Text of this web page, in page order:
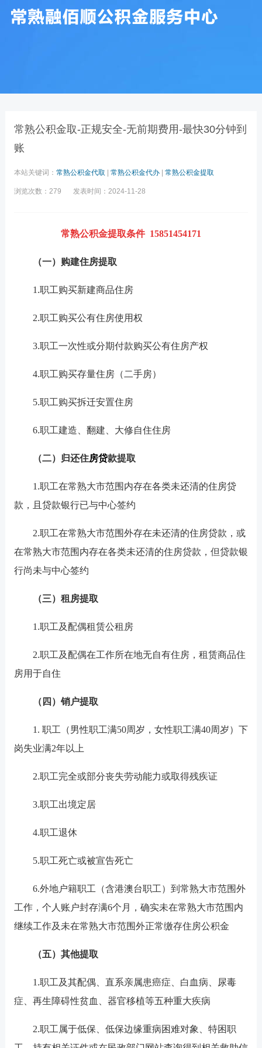
常熟公积金取-正规安全-无前期费用-最快30分钟到
账
本站关键词： 常熟公积金代取 常熟公积金代办| 常熟公积金提取
浏览次数：279 发表时间：2024-11-28
常熟公积金提取条件 15851454171
（一）购建住房提取
1.职工购买新建商品住房
2.职工购买公有住房使用权
3.职工一次性或分期付款购买公有住房产权
4.职工购买存量住房（二手房）
5.职工购买拆迁安置住房
6.职工建造、翻建、大修自住住房
（二）归还住房贷款提取
1.职工在常熟大市范围内存在各类未还清的住房贷
款，且贷款银行已与中心签约
2.职工在常熟大市范围外存在未还清的住房贷款，或
在常熟大市范围内存在各类未还清的住房贷款，但贷款银
行尚未与中心签约
（三）租房提取
1.职工及配偶租赁公租房
2.职工及配偶在工作所在地无自有住房，租赁商品住
房用于自住
（四）销户提取
1. 职工（男性职工满50周岁，女性职工满40周岁）下
岗失业满2年以上
2.职工完全或部分丧失劳动能力或取得残疾证
3.职工出境定居
4.职工退休
5.职工死亡或被宣告死亡
6.外地户籍职工（含港澳台职工）到常熟大市范围外
工作，个人账户封存满6个月，确实未在常熟大市范围内
继续工作及未在常熟大市范围外正常缴存住房公积金
（五） 其他提取
1.职工及其配偶、直系亲属患癌症、白血病、尿毒
症、再生障碍性贫血、器官移植等五种重大疾病
2.职工属于低保、低保边缘重病困难对象、特困职